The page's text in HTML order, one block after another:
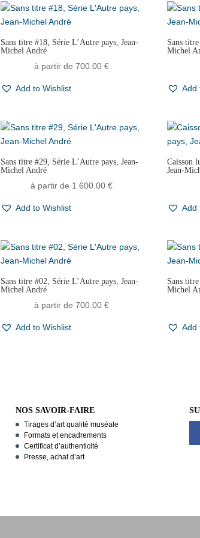
Sans titre #18, Série L’Autre pays, Jean-
Michel André
à partir de700.00€
Add to Wishlist
Sans
Michel
Add
Sans titre #29, Série L’Autre pays, Jean-
Michel André
à partir de 1 600.00€
Add to Wishlist
Caisson
Jean-
Add
Sans titre #02, Série L’Autre pays, Jean-
Michel André
à partir de700.00€
Add to Wishlist
Sans
Michel
Add
NOS SAVOIR-FAIRE
Tirages d’art qualité muséale
Formats et encadrements
Certificat d’authenticité
Presse, achat d’art